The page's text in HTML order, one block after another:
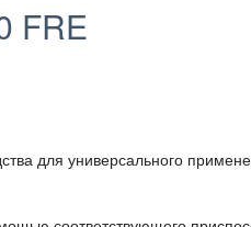
FRE
для универсального